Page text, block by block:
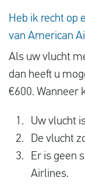
Heb ik recht op
van American
Als uw vlucht
dan heeft u
€600. Wanneer
Uw vlucht
De vlucht
Er is geen
Airlines.